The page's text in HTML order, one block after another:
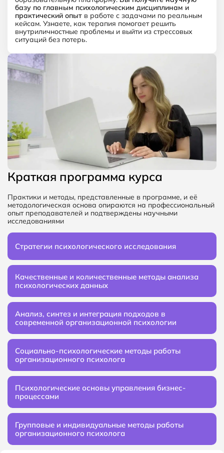
базу по главным психологическим дисциплинам и
практический опыт в работе с задачами по реальным
кейсам. Узнаете, как терапия помогает решить
внутриличностные проблемы и выйти из стрессовых
ситуаций без потерь.
Краткая программа курса
Практики и методы, представленные в программе, и её
методологическая основа опираются на профессиональный
опыт преподавателей и подтверждены научными
исследованиями
Стратегии психологического исследования
Качественные и количественные методы анализа
психологических данных
Анализ, синтез и интеграция подходов в
современной организационной психологии
Социально-психологические методы работы
организационного психолога
Психологические основы управления бизнес-
процессами
Групповые и индивидуальные методы работы
организационного психолога